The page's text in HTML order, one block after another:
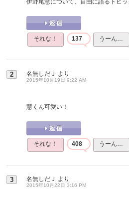
伊野尾慧について、自由に語るトピッ
それな！ 137 うーん…
2 名無しだＪ より
2015年10月19日 9:22 AM
慧くん可愛い！
それな！ 408 うーん…
3 名無しだＪ より
2015年10月22日 3:16 PM